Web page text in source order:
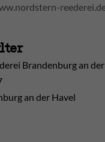
Brandenburg an
an der Havel